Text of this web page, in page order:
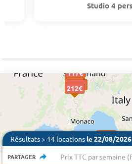
Studio 4
411€
146€
263€
228€
403€
442€
212€
117€
324€
341€
411€
146€
263€
228€
403€
442€
212€
117€
324€
341€
411€
Résultats > 14 locations le 22/08/2026
PARTAGER Prix TTC par semaine